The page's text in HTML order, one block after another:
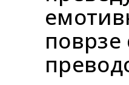
поврзе